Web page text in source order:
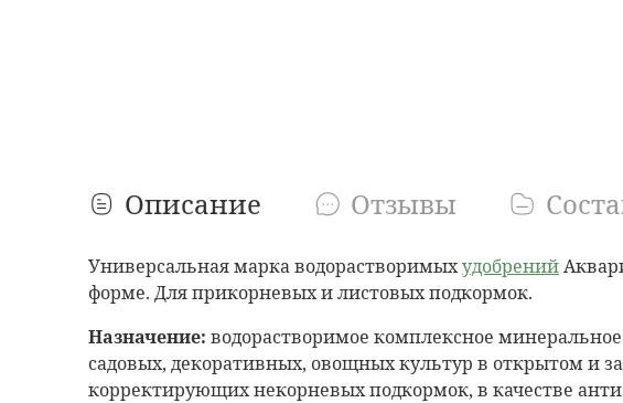
Описание Отзывы
Универсальная марка водорастворимыхудобрений
форме. Для прикорневых и листовых подкормок.
Назначение: водорастворимое комплексное
садовых, декоративных, овощных культур в открытом и
корректирующих некорневых подкормок, в качестве